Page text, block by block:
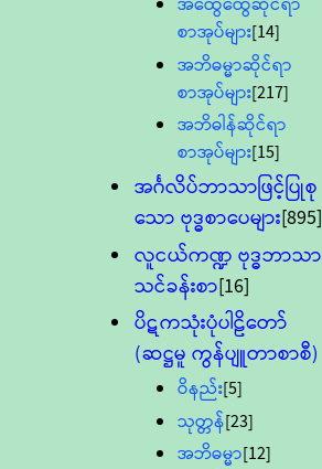
စာအုပ်များ[14]
အဘိဓမ္မာဆိုင်ရာ
စာအုပ်များ[217]
အဘိဓါန်ဆိုင်ရာ
စာအုပ်များ[15]
အင်္ဂလိပ်ဘာသာဖြင့်ပြုစု
သော ဗုဒ္ဓစာပေများ[895]
လူငယ်ကဏ္ဍ ဗုဒ္ဓဘာသာ
သင်ခန်းစာ[16]
ပိဋကသုံးပုံပါဠိတော်
(ဆဋ္ဌမူ ကွန်ပျူတာစာစီ)
ဝိနည်း[5]
သုတ္တန်[23]
အဘိဓမ္မာ[12]